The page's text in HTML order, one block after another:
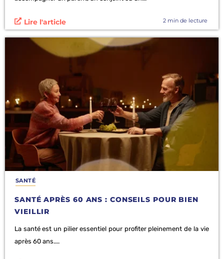
Lire l'article 2 min de lecture
SANTÉ
SANTÉ APRÈS 60 ANS : CONSEILS POUR BIEN
VIEILLIR
La santé est un pilier essentiel pour profiter pleinement de la vie
après 60 ans....